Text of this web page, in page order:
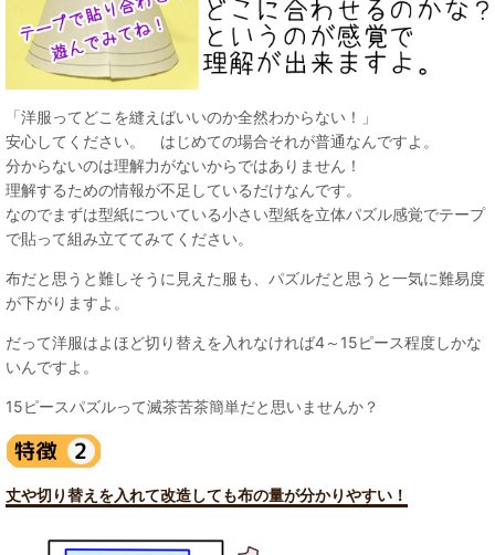
「洋服ってどこを縫えばいいのか全然わからない！」
安心してください。 はじめての場合それが普通なんですよ。
分からないのは理解力がないからではありません！
理解するための情報が不足しているだけなんです。
なのでまずは型紙についている小さい型紙を立体パズル感覚でテープ
で貼って組み立ててみてください。
布だと思うと難しそうに見えた服も、パズルだと思うと一気に難易度
が下がりますよ。
だって洋服はよほど切り替えを入れなければ4～15ピース程度しかな
いんですよ。
15ピースパズルって滅茶苦茶簡単だと思いませんか？
丈や切り替えを入れて改造しても布の量が分かりやすい！